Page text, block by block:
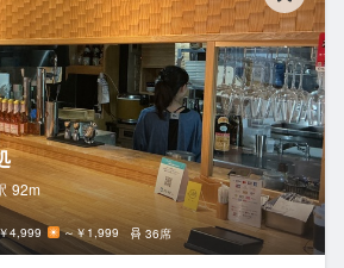
92m
4,999 ～￥1,999 36席